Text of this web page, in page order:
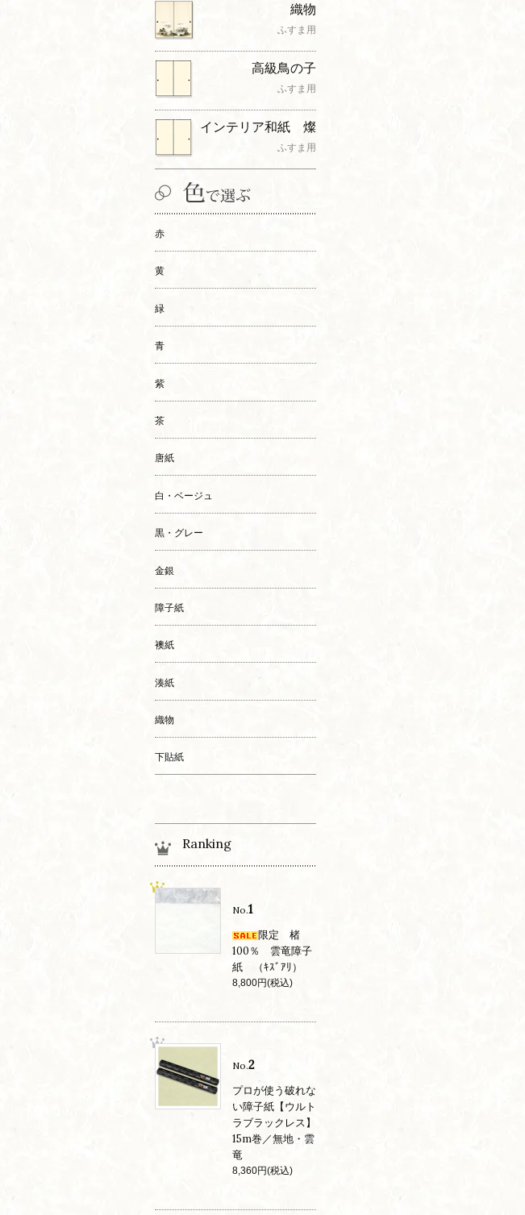
織物
ふすま用
高級鳥の子
ふすま用
インテリア和紙 燦
ふすま用
赤
黄
緑
青
紫
茶
唐紙
白・ベージュ
黒・グレー
金銀
障子紙
襖紙
湊紙
織物
下貼紙
Ranking
No.1
限定 楮
100％ 雲竜障子
紙 （ｷｽﾞｱﾘ）
8,800円(税込)
No.2
プロが使う破れな
い障子紙【ウルト
ラブラックレス】
15m巻／無地・雲
竜
8,360円(税込)